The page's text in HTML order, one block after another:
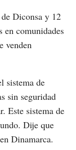
Diconsa y 12
en comunidades
venden
sistema de
sin seguridad
Este sistema de
Dije que
Dinamarca.